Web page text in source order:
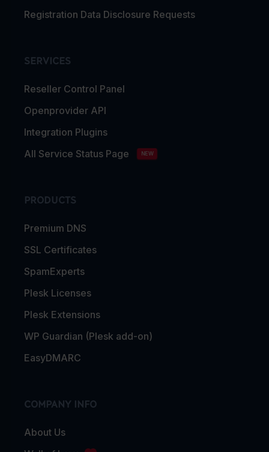
Registration Data Disclosure Requests
SERVICES
Reseller Control Panel
Openprovider API
Integration Plugins
All Service Status Page
NEW
PRODUCTS
Premium DNS
SSL Certificates
SpamExperts
Plesk Licenses
Plesk Extensions
WP Guardian (Plesk add-on)
EasyDMARC
COMPANY INFO
About Us